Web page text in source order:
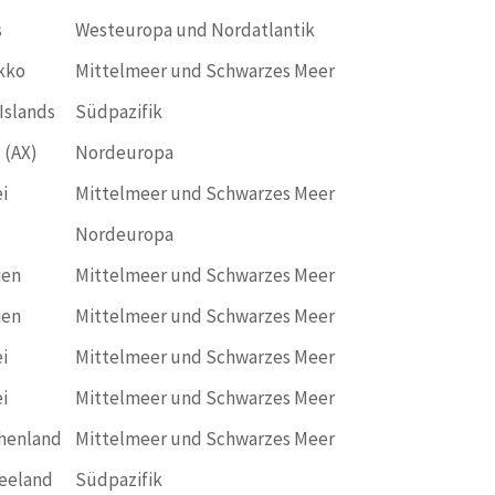
Westeuropa und Nordatlantik
Mittelmeer und Schwarzes Meer
Südpazifik
Nordeuropa
Mittelmeer und Schwarzes Meer
Nordeuropa
Mittelmeer und Schwarzes Meer
Mittelmeer und Schwarzes Meer
Mittelmeer und Schwarzes Meer
Mittelmeer und Schwarzes Meer
Mittelmeer und Schwarzes Meer
Südpazifik